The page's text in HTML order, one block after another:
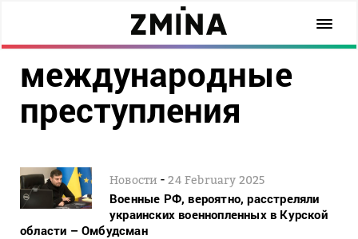
международные
преступления
Новости -24 February 2025
Военные РФ, вероятно, расстреляли
украинских военнопленных в Курской
области – Омбудсман